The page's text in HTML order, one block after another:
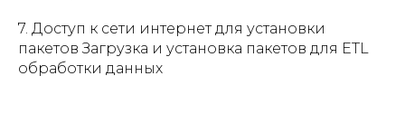
7. Доступ к сети интернет для установки
пакетов Загрузка и установка пакетов для ETL
обработки данных